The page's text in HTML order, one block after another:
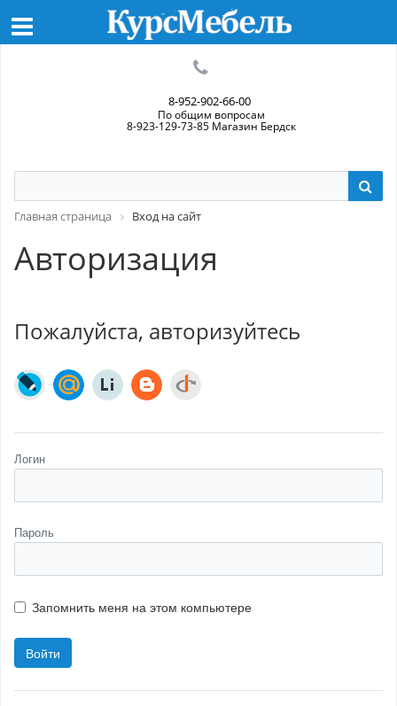
8-952-902-66-00
По общим вопросам
8-923-129-73-85 Магазин Бердск
Главная страница Вход на сайт
Авторизация
Пожалуйста, авторизуйтесь
Логин
Пароль
Запомнить меня на этом компьютере